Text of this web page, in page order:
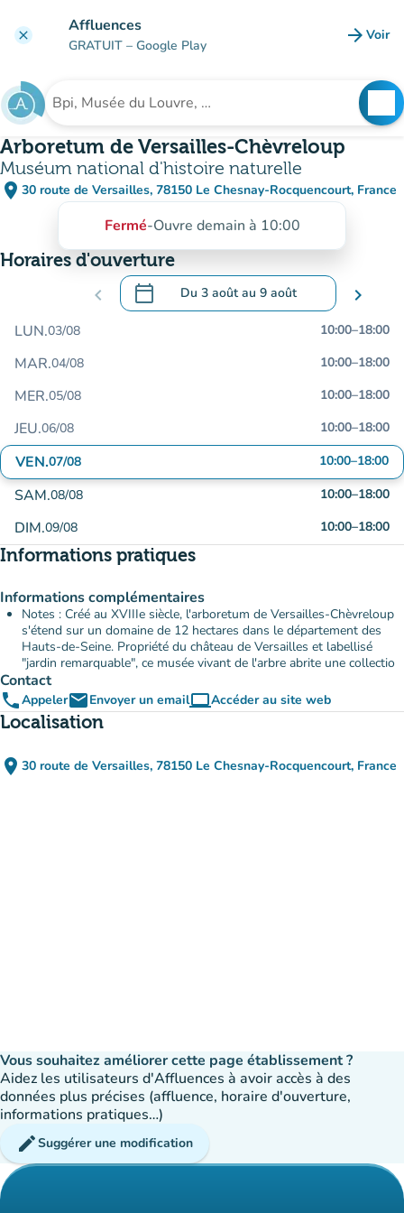
clear Affluences
GRATUIT – Google Play arrow_forward Voir
Rechercher un établissement
Arboretum de Versailles-Chèvreloup
Muséum national d'histoire naturelle
place 30 route de Versailles, 78150 Le Chesnay-Rocquencourt, France
(ouvrir dans Google Maps)
(nouvel onglet)
Fermé-Ouvre demain à 10:00
Horaires d'ouverture
chevron_left calendar_today Du 3 aoûtau 9 août
.Ouvrir le calendrier pour changer de
chevron_right
LUN.03/08 10:00–18:00
MAR.04/08 10:00–18:00
MER.05/08 10:00–18:00
JEU.06/08 10:00–18:00
VEN.07/08 10:00–18:00
SAM.08/08 10:00–18:00
DIM.09/08 10:00–18:00
Informations pratiques
Informations complémentaires
Notes : Créé au XVIIIe siècle, l'arboretum de Versailles-Chèvreloup
s'étend sur un domaine de 12 hectares dans le département des
Hauts-de-Seine. Propriété du château de Versailles et labellisé
"jardin remarquable", ce musée vivant de l'arbre abrite une collectio
Contact
phoneAppeleremailEnvoyer un emailcomputerAccéder au site web
(nouvel onglet)
Localisation
place 30 route de Versailles, 78150 Le Chesnay-Rocquencourt, France
(ouvrir dans Google Maps)
(nouvel onglet)
Vous souhaitez améliorer cette page établissement ?
Aidez les utilisateurs d'Affluences à avoir accès à des
données plus précises (affluence, horaire d'ouverture,
informations pratiques…)
editSuggérer une modification